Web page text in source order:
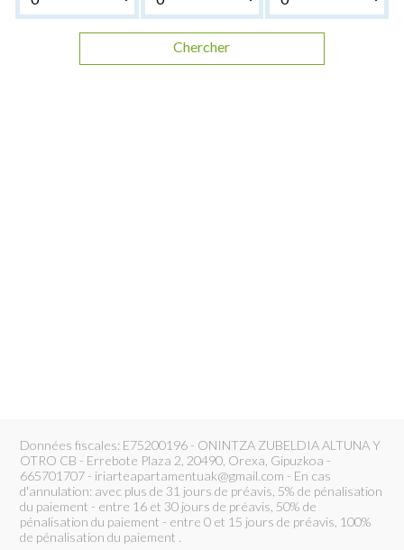
Chercher
Données fiscales: E75200196 - ONINTZA ZUBELDIA ALTUNA Y
OTRO CB - Errebote Plaza 2, 20490, Orexa, Gipuzkoa -
665701707 - iriarteapartamentuak@gmail.com - En cas
d'annulation: avec plus de 31 jours de préavis, 5% de pénalisation
du paiement - entre 16 et 30 jours de préavis, 50% de
pénalisation du paiement - entre 0 et 15 jours de préavis, 100%
de pénalisation du paiement .